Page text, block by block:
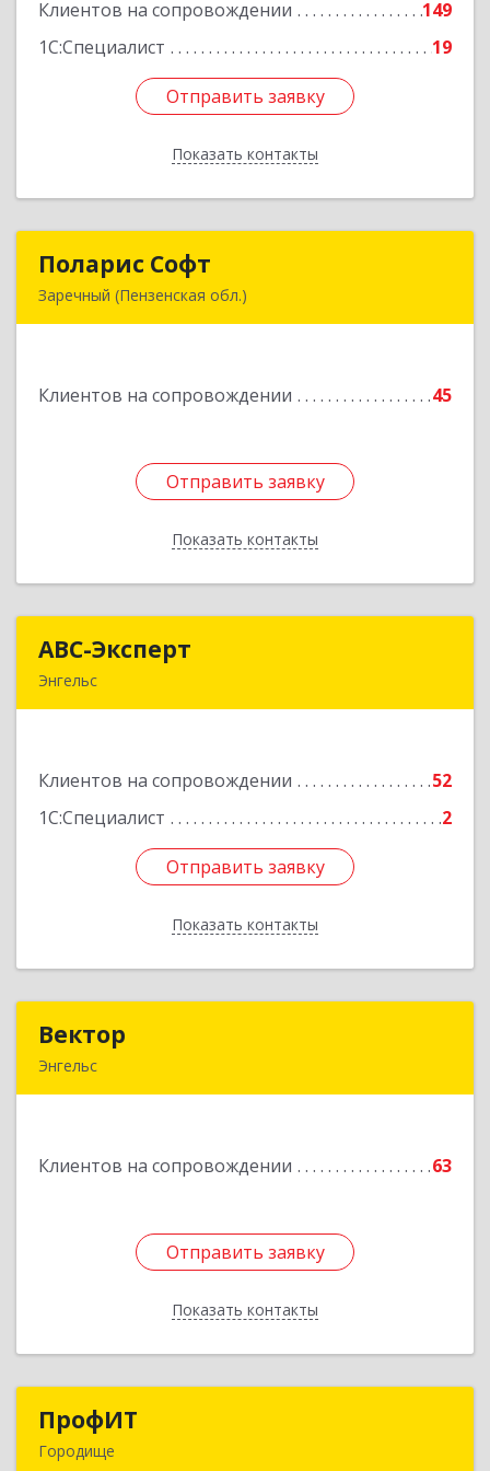
Клиентов на сопровождении
149
1С:Специалист
19
Отправить заявку
Показать контакты
Подробнее
Отправить заявку
Назад
Поларис Софт
Заречный (Пензенская обл.)
Клиентов на сопровождении 45
Отправить заявку
Показать контакты
Подробнее
Отправить заявку
Назад
АВС-Эксперт
Энгельс
Клиентов на сопровождении
52
1С:Специалист
2
Отправить заявку
Показать контакты
Подробнее
Отправить заявку
Назад
Вектор
Энгельс
Клиентов на сопровождении 63
Отправить заявку
Показать контакты
Подробнее
Отправить заявку
Назад
ПрофИТ
Городище